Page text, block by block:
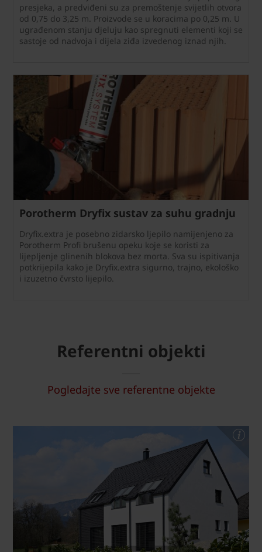
presjeka, a predviđeni su za premoštenje svijetlih otvora
od 0,75 do 3,25 m. Proizvode se u koracima po 0,25 m. U
ugrađenom stanju djeluju kao spregnuti elementi koji se
sastoje od nadvoja i dijela ziđa izvedenog iznad njih.
Porotherm Dryfix sustav za suhu gradnju
Dryfix.extra je posebno zidarsko ljepilo namijenjeno za
Porotherm Profi brušenu opeku koje se koristi za
lijepljenje glinenih blokova bez morta. Sva su ispitivanja
potkrijepila kako je Dryfix.extra sigurno, trajno, ekološko
i izuzetno čvrsto lijepilo.
Referentni objekti
Pogledajte sve referentne objekte